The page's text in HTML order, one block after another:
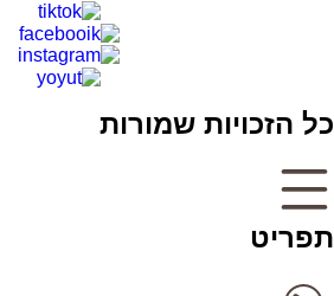
כל הזכויות שמורות
תפריט